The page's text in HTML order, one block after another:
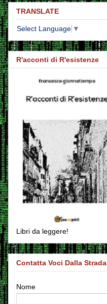
TRANSLATE
Select Language ▼
R'acconti di R'esistenze
Libri da leggere!
Contatta Voci Dalla Strada
Nome